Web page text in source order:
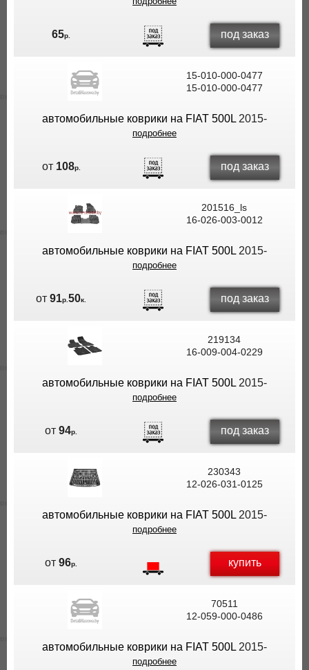
65р. под заказ
15-010-000-0477
15-010-000-0477
автомобильные коврики на FIAT 500L 2015-
подробнее
от 108р. под заказ
201516_ls
16-026-003-0012
автомобильные коврики на FIAT 500L 2015-
подробнее
от91р.50к. под заказ
219134
16-009-004-0229
автомобильные коврики на FIAT 500L 2015-
подробнее
от94р. под заказ
230343
12-026-031-0125
автомобильные коврики на FIAT 500L 2015-
подробнее
от96р. купить
70511
12-059-000-0486
автомобильные коврики на FIAT 500L 2015-
подробнее